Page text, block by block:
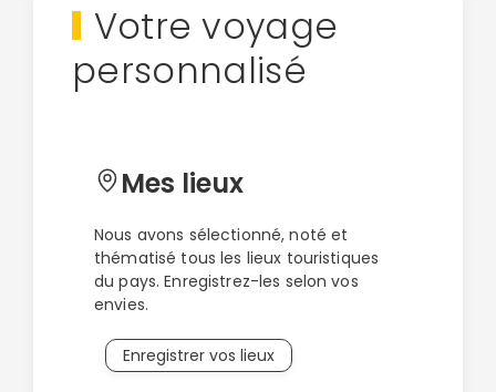
Votre voyage
personnalisé
Mes lieux
Nous avons sélectionné, noté et
thématisé tous les lieux touristiques
du pays. Enregistrez-les selon vos
envies.
Enregistrer vos lieux